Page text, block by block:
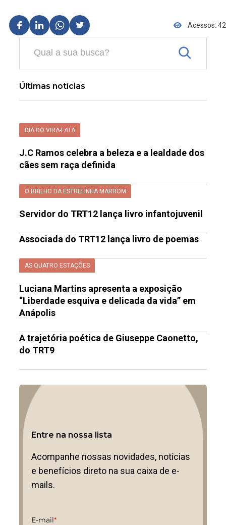
Acessos: 42
Últimas notícias
DIA DO VIRA-LATA
J.C Ramos celebra a beleza e a lealdade dos
cães sem raça definida
O BRILHO DA ESTRELINHA MARROM
Servidor do TRT12 lança livro infantojuvenil
Associada do TRT12 lança livro de poemas
AS QUATRO ESTAÇÕES
Luciana Martins apresenta a exposição
“Liberdade esquiva e delicada da vida” em
Anápolis
A trajetória poética de Giuseppe Caonetto,
do TRT9
Entre na nossa lista
Acompanhe nossas novidades, notícias
e benefícios direto na sua caixa de e-
mails.
E-mail*